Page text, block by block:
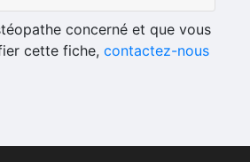
concerné et que vous
cette fiche, contactez-nous